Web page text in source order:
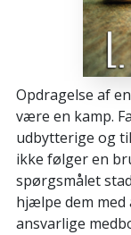
Opdragelse af
være en kamp.
udbytterige og
ikke følger en
spørgsmålet
hjælpe dem med
ansvarlige